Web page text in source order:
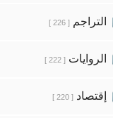
التراجم [ 226 ]
الروايات [ 222 ]
إقتصاد [ 220 ]